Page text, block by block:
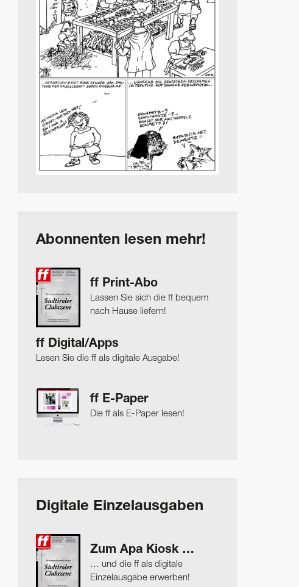
Abonnenten lesen mehr!
ff Print-Abo
Lassen Sie sich die ff bequem
nach Hause liefern!
ff Digital/Apps
Lesen Sie die ff als digitale Ausgabe!
ff E-Paper
Die ff als E-Paper lesen!
Digitale Einzelausgaben
Zum Apa Kiosk …
… und die ff als digitale
Einzelausgabe erwerben!